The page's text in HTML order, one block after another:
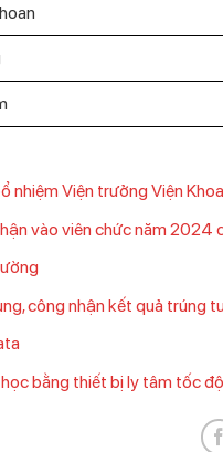
nhiệm Viện trưởng Viện
vào viên chức năm 2024
công nhận kết quả trúng
bằng thiết bị ly tâm tốc